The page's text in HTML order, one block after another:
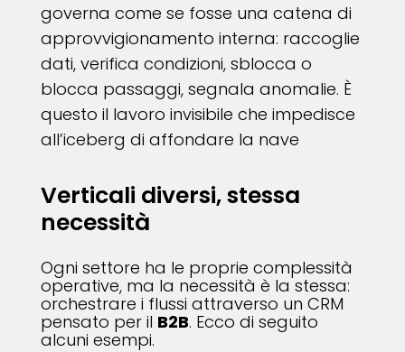
governa come se fosse una catena di
approvvigionamento interna: raccoglie
dati, verifica condizioni, sblocca o
blocca passaggi, segnala anomalie. È
questo il lavoro invisibile che impedisce
all’iceberg di affondare la nave
Verticali diversi, stessa
necessità
Ogni settore ha le proprie complessità
operative, ma la necessità è la stessa:
orchestrare i flussi attraverso un CRM
pensato per il B2B. Ecco di seguito
alcuni esempi.